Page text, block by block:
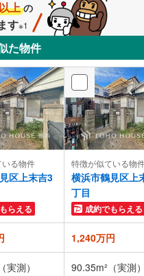
上の
す※1
た物件
る物件
区上末吉3
らえる
特徴が似ている物
横浜市鶴見区上
丁目
成約でもらえる
1,240万円
実測） 90.35m²（実測